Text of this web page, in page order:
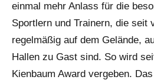
einmal mehr Anlass für die
Sportlern und Trainern, die seit
regelmäßig auf dem Gelände,
Hallen zu Gast sind. So wird
Kienbaum Award vergeben.